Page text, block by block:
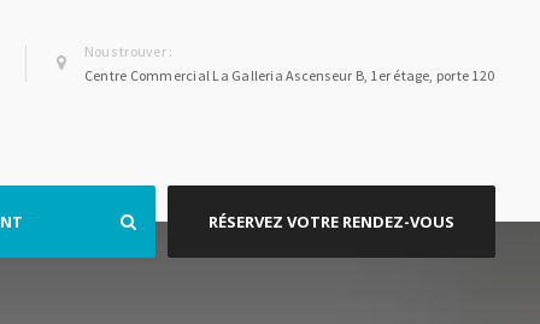
Nous trouver :
Centre Commercial La Galleria Ascenseur B, 1er étage, porte 120
RÉSERVEZ VOTRE RENDEZ-VOUS